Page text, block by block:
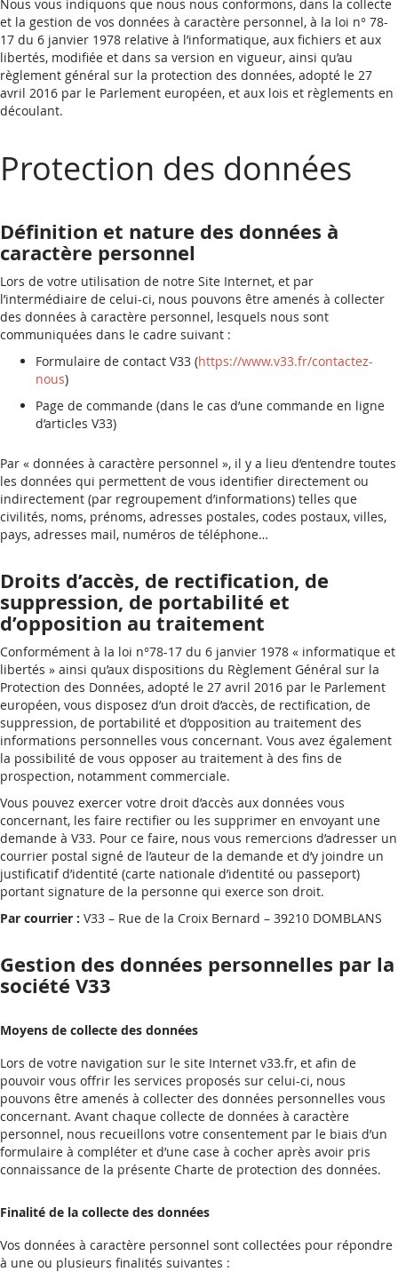
Nous vous indiquons que nous nous conformons, dans la collecte
et la gestion de vos données à caractère personnel, à la loi n° 78-
17 du 6 janvier 1978 relative à l’informatique, aux fichiers et aux
libertés, modifiée et dans sa version en vigueur, ainsi qu’au
règlement général sur la protection des données, adopté le 27
avril 2016 par le Parlement européen, et aux lois et règlements en
découlant.
Protection des données
Définition et nature des données à
caractère personnel
Lors de votre utilisation de notre Site Internet, et par
l’intermédiaire de celui-ci, nous pouvons être amenés à collecter
des données à caractère personnel, lesquels nous sont
communiquées dans le cadre suivant :
Formulaire de contact V33 (https://www.v33.fr/contactez-
nous)
Page de commande (dans le cas d’une commande en ligne
d’articles V33)
Par « données à caractère personnel », il y a lieu d’entendre toutes
les données qui permettent de vous identifier directement ou
indirectement (par regroupement d’informations) telles que
civilités, noms, prénoms, adresses postales, codes postaux, villes,
pays, adresses mail, numéros de téléphone…
Droits d’accès, de rectification, de
suppression, de portabilité et
d’opposition au traitement
Conformément à la loi n°78-17 du 6 janvier 1978 « informatique et
libertés » ainsi qu’aux dispositions du Règlement Général sur la
Protection des Données, adopté le 27 avril 2016 par le Parlement
européen, vous disposez d’un droit d’accès, de rectification, de
suppression, de portabilité et d’opposition au traitement des
informations personnelles vous concernant. Vous avez également
la possibilité de vous opposer au traitement à des fins de
prospection, notamment commerciale.
Vous pouvez exercer votre droit d’accès aux données vous
concernant, les faire rectifier ou les supprimer en envoyant une
demande à V33. Pour ce faire, nous vous remercions d’adresser un
courrier postal signé de l’auteur de la demande et d’y joindre un
justificatif d’identité (carte nationale d’identité ou passeport)
portant signature de la personne qui exerce son droit.
Par courrier : V33 – Rue de la Croix Bernard – 39210 DOMBLANS
Gestion des données personnelles par la
société V33
Moyens de collecte des données
Lors de votre navigation sur le site Internet v33.fr, et afin de
pouvoir vous offrir les services proposés sur celui-ci, nous
pouvons être amenés à collecter des données personnelles vous
concernant. Avant chaque collecte de données à caractère
personnel, nous recueillons votre consentement par le biais d’un
formulaire à compléter et d’une case à cocher après avoir pris
connaissance de la présente Charte de protection des données.
Finalité de la collecte des données
Vos données à caractère personnel sont collectées pour répondre
à une ou plusieurs finalités suivantes :